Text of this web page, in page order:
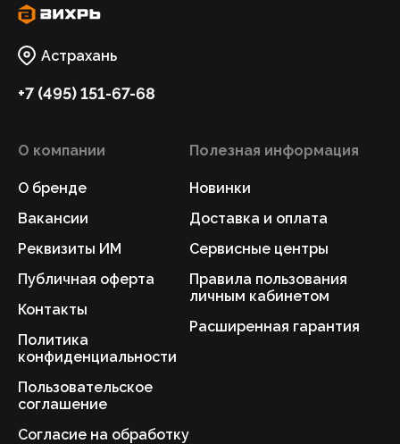
Астрахань
+7 (495) 151-67-68
О компании
О бренде
Вакансии
Реквизиты ИМ
Публичная оферта
Контакты
Политика
конфиденциальности
Пользовательское
соглашение
Согласие на обработку
Полезная информация
Новинки
Доставка и оплата
Сервисные центры
Правила пользования
личным кабинетом
Расширенная гарантия